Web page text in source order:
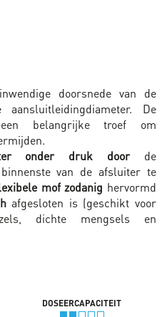
doorsnede van de
De
belangrijke troef om
onder druk door de
van de afsluiter te
mof zodanig hervormd
afgesloten is (geschikt voor
dichte mengsels en
DOSEERCAPACITEIT